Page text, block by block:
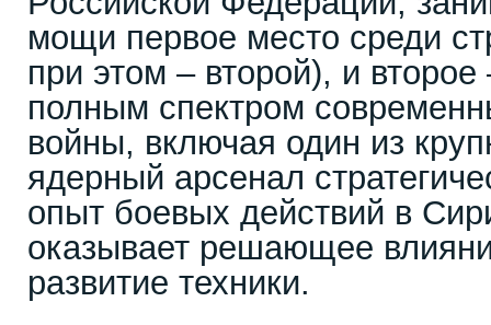
мощи первое место среди
при этом – второй), и
полным спектром
войны, включая один из
ядерный арсенал
опыт боевых действий в
оказывает решающее
развитие техники.